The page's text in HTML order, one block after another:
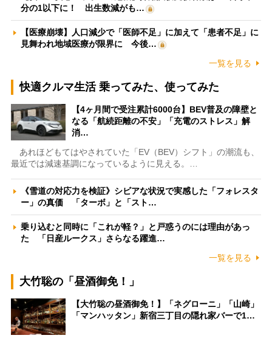
分の1以下に！ 出生数減がも…
【医療崩壊】人口減少で「医師不足」に加えて「患者不足」に
見舞われ地域医療が限界に 今後…
一覧を見る
快適クルマ生活 乗ってみた、使ってみた
【4ヶ月間で受注累計6000台】BEV普及の障壁と
なる「航続距離の不安」「充電のストレス」解
消…
あれほどもてはやされていた「EV（BEV）シフト」の潮流も、
最近では減速基調になっているように見える。…
《雪道の対応力を検証》シビアな状況で実感した「フォレスタ
ー」の真価 「ターボ」と「スト…
乗り込むと同時に「これが軽？」と戸惑うのには理由があっ
た 「日産ルークス」さらなる躍進…
一覧を見る
大竹聡の「昼酒御免！」
【大竹聡の昼酒御免！】「ネグローニ」「山崎」
「マンハッタン」新宿三丁目の隠れ家バーで1…